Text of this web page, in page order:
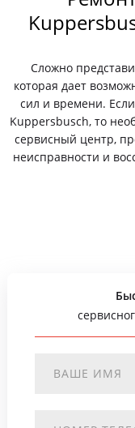
Сложно
которая дает
сил и времени.
Kuppersbusch, то
сервисный центр,
неисправности и